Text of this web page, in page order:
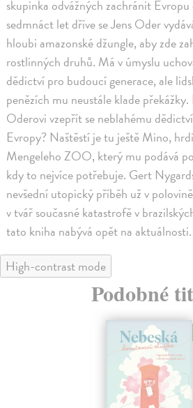
skupinka odvážných zachránit
sedmnáct let dříve se Jens Oder
hloubi amazonské džungle, aby zde
rostlinných druhů. Má v úmyslu
dědictví pro budoucí generace, ale
penězích mu neustále klade překážky.
Oderovi vzepřít se neblahému
Evropy? Naštěstí je tu ještě Mino,
Mengeleho ZOO, který mu podává
kdy to nejvíce potřebuje. Gert
nevšední utopický příběh už v
v tvář současné katastrofě v
tato kniha nabývá opět na aktuálnosti.
High-contrast mode
Podobné